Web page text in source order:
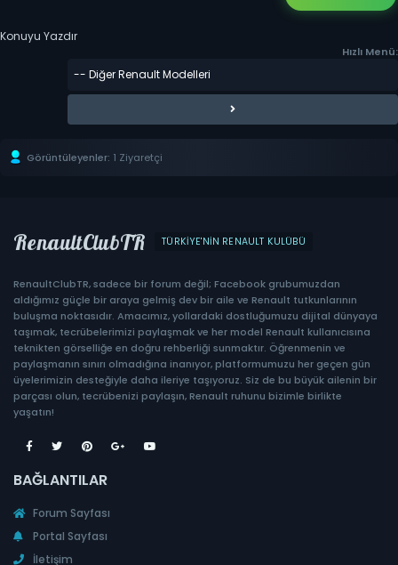
Konuyu Yazdır
Hızlı Menü:
Görüntüleyenler: 1 Ziyaretçi
RenaultClubTR TÜRKIYE'NIN RENAULT KULÜBÜ
RenaultClubTR, sadece bir forum değil; Facebook grubumuzdan
aldığımız güçle bir araya gelmiş dev bir aile ve Renault tutkunlarının
buluşma noktasıdır. Amacımız, yollardaki dostluğumuzu dijital dünyaya
taşımak, tecrübelerimizi paylaşmak ve her model Renault kullanıcısına
teknikten görselliğe en doğru rehberliği sunmaktır. Öğrenmenin ve
paylaşmanın sınırı olmadığına inanıyor, platformumuzu her geçen gün
üyelerimizin desteğiyle daha ileriye taşıyoruz. Siz de bu büyük ailenin bir
parçası olun, tecrübenizi paylaşın, Renault ruhunu bizimle birlikte
yaşatın!
BAĞLANTILAR
Forum Sayfası
Portal Sayfası
İletişim